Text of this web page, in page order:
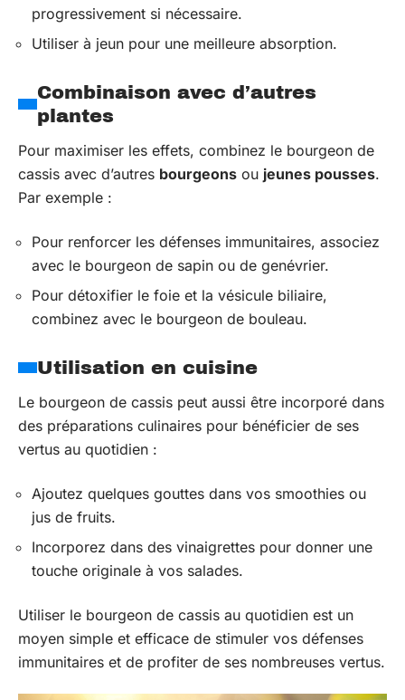
progressivement si nécessaire.
Utiliser à jeun pour une meilleure absorption.
Combinaison avec d’autres
plantes
Pour maximiser les effets, combinez le bourgeon de
cassis avec d’autres bourgeons ou jeunes pousses.
Par exemple :
Pour renforcer les défenses immunitaires, associez
avec le bourgeon de sapin ou de genévrier.
Pour détoxifier le foie et la vésicule biliaire,
combinez avec le bourgeon de bouleau.
Utilisation en cuisine
Le bourgeon de cassis peut aussi être incorporé dans
des préparations culinaires pour bénéficier de ses
vertus au quotidien :
Ajoutez quelques gouttes dans vos smoothies ou
jus de fruits.
Incorporez dans des vinaigrettes pour donner une
touche originale à vos salades.
Utiliser le bourgeon de cassis au quotidien est un
moyen simple et efficace de stimuler vos défenses
immunitaires et de profiter de ses nombreuses vertus.